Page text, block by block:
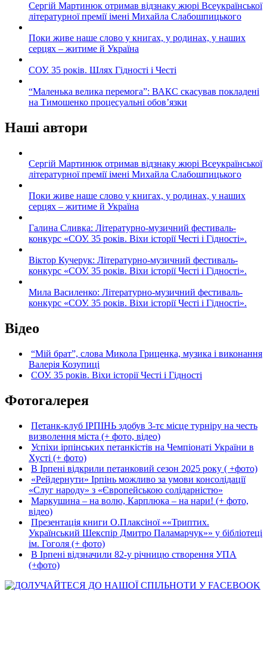
Сергій Мартинюк отримав відзнаку жюрі Всеукраїнської
літературної премії імені Михайла Слабошпицького
Поки живе наше слово у книгах, у родинах, у наших
серцях – житиме й Україна
СОУ. 35 років. Шлях Гідності і Честі
“Маленька велика перемога”: ВАКС скасував покладені
на Тимошенко процесуальні обов’язки
Наші автори
Сергій Мартинюк отримав відзнаку жюрі Всеукраїнської
літературної премії імені Михайла Слабошпицького
Поки живе наше слово у книгах, у родинах, у наших
серцях – житиме й Україна
Галина Сливка: Літературно-музичний фестиваль-
конкурс «СОУ. 35 років. Віхи історії Честі і Гідності».
Віктор Кучерук: Літературно-музичний фестиваль-
конкурс «СОУ. 35 років. Віхи історії Честі і Гідності».
Мила Василенко: Літературно-музичний фестиваль-
конкурс «СОУ. 35 років. Віхи історії Честі і Гідності».
Відео
“Мій брат”, слова Микола Гриценка, музика і виконання
Валерія Козупиці
СОУ. 35 років. Віхи історії Честі і Гідності
Фотогалерея
Петанк-клуб ІРПІНЬ здобув 3-тє місце турніру на честь
визволення міста (+ фото, відео)
Успіхи ірпінських петанкістів на Чемпіонаті України в
Хусті (+ фото)
В Ірпені відкрили петанковий сезон 2025 року ( +фото)
«Рейдернути» Ірпінь можливо за умови консолідації
«Слуг народу» з «Європейською солідарністю»
Маркушина – на волю, Карплюка – на нари! (+ фото,
відео)
Презентація книги О.Плаксіної ««Триптих.
Український Шекспір Дмитро Паламарчук»» у бібліотеці
ім. Гоголя (+ фото)
В Ірпені відзначили 82-у річницю створення УПА
(+фото)